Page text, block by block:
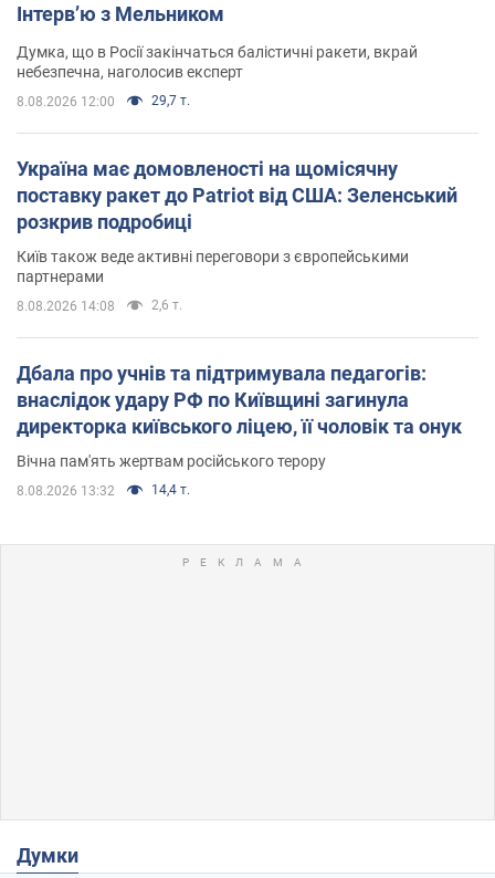
Інтерв’ю з Мельником
Думка, що в Росії закінчаться балістичні ракети, вкрай
небезпечна, наголосив експерт
8.08.2026 12:00 29,7 т.
Україна має домовленості на щомісячну
поставку ракет до Patriot від США: Зеленський
розкрив подробиці
Київ також веде активні переговори з європейськими
партнерами
8.08.2026 14:08 2,6 т.
Дбала про учнів та підтримувала педагогів:
внаслідок удару РФ по Київщині загинула
директорка київського ліцею, її чоловік та онук
Вічна пам'ять жертвам російського терору
8.08.2026 13:32 14,4 т.
Думки